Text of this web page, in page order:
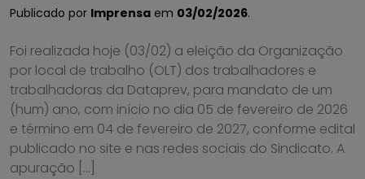
Publicado por Imprensa em 03/02/2026.
Foi realizada hoje (03/02) a eleição da Organização
por local de trabalho (OLT) dos trabalhadores e
trabalhadoras da Dataprev, para mandato de um
(hum) ano, com início no dia 05 de fevereiro de 2026
e término em 04 de fevereiro de 2027, conforme edital
publicado no site e nas redes sociais do Sindicato. A
apuração […]